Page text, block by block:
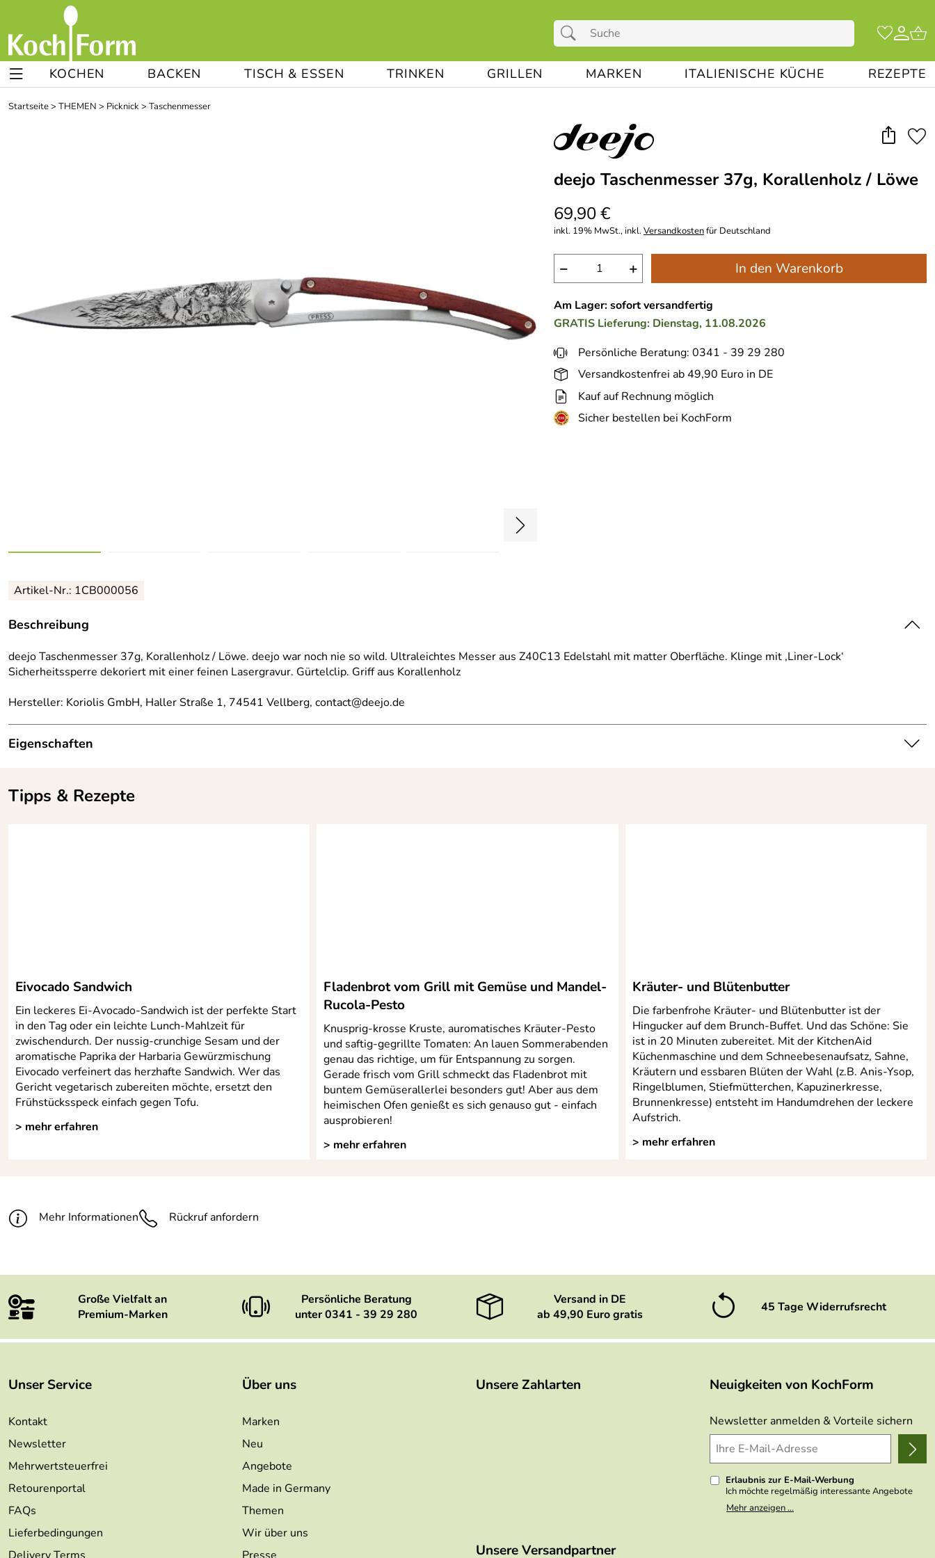
KOCHEN BACKEN TISCH & ESSEN TRINKEN GRILLEN MARKEN ITALIENISCHE KÜCHE REZEPTE
Startseite> THEMEN > Picknick > Taschenmesser
deejo Taschenmesser 37g, Korallenholz / Löwe
69,90 €
inkl. 19% MwSt., inkl.Versandkostenfür Deutschland
− + In den Warenkorb
Am Lager: sofort versandfertig
GRATIS Lieferung: Dienstag, 11.08.2026
Persönliche Beratung: 0341 - 39 29 280
Versandkostenfrei ab 49,90 Euro in DE
Kauf auf Rechnung möglich
Sicher bestellen bei KochForm
Artikel-Nr.: 1CB000056
Beschreibung
deejo Taschenmesser 37g, Korallenholz / Löwe. deejo war noch nie so wild. Ultraleichtes Messer aus Z40C13 Edelstahl mit matter Oberfläche. Klinge mit ‚Liner-Lock‘
Sicherheitssperre dekoriert mit einer feinen Lasergravur. Gürtelclip. Griff aus Korallenholz
Hersteller: Koriolis GmbH, Haller Straße 1, 74541 Vellberg, contact@deejo.de
Eigenschaften
Länge:
Material:
Z40C13 + Griff aus Korallenholz
Spülmaschinengeeignet:
Nein
mit feiner Lasergravur
mit Gürtelclip
Tipps & Rezepte
Eivocado Sandwich
Ein leckeres Ei-Avocado-Sandwich ist der perfekte Start
in den Tag oder ein leichte Lunch-Mahlzeit für
zwischendurch. Der nussig-crunchige Sesam und der
aromatische Paprika der Harbaria Gewürzmischung
Eivocado verfeinert das herzhafte Sandwich. Wer das
Gericht vegetarisch zubereiten möchte, ersetzt den
Frühstücksspeck einfach gegen Tofu.
> mehr erfahren
Fladenbrot vom Grill mit Gemüse und Mandel-
Rucola-Pesto
Knusprig-krosse Kruste, auromatisches Kräuter-Pesto
und saftig-gegrillte Tomaten: An lauen Sommerabenden
genau das richtige, um für Entspannung zu sorgen.
Gerade frisch vom Grill schmeckt das Fladenbrot mit
buntem Gemüserallerlei besonders gut! Aber aus dem
heimischen Ofen genießt es sich genauso gut - einfach
ausprobieren!
> mehr erfahren
Kräuter- und Blütenbutter
Die farbenfrohe Kräuter- und Blütenbutter ist der
Hingucker auf dem Brunch-Buffet. Und das Schöne: Sie
ist in 20 Minuten zubereitet. Mit der KitchenAid
Küchenmaschine und dem Schneebesenaufsatz, Sahne,
Kräutern und essbaren Blüten der Wahl (z.B. Anis-Ysop,
Ringelblumen, Stiefmütterchen, Kapuzinerkresse,
Brunnenkresse) entsteht im Handumdrehen der leckere
Aufstrich.
> mehr erfahren
Mehr Informationen Rückruf anfordern
Große Vielfalt an
Premium-Marken
Persönliche Beratung
unter 0341 - 39 29 280
Versand in DE
ab 49,90 Euro gratis
45 Tage Widerrufsrecht
Unser Service
Kontakt
Newsletter
Mehrwertsteuerfrei
Retourenportal
FAQs
Lieferbedingungen
Über uns
Marken
Neu
Angebote
Made in Germany
Themen
Wir über uns
Unsere Zahlarten
Unsere Versandpartner
Neuigkeiten von KochForm
Newsletter anmelden & Vorteile sichern
Erlaubnis zur E-Mail-Werbung
Ich möchte regelmäßig interessante Angebote
per E-Mail erhalten. Meine E-Mail-Adresse wird
nicht an andere Unternehmen weitergegeben. Zu
Mehr anzeigen ...